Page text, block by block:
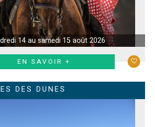
14 au samedi 15 août 2026
EN SAVOIR +
DES DUNES